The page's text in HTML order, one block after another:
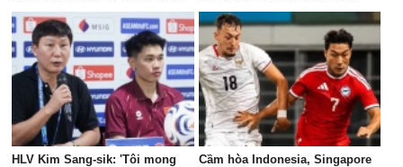
AFF Cup
HLV Kim Sang-sik: 'Tôi mong
Cầm hòa Indonesia, Singapore